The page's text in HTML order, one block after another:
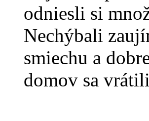
odniesli si
Nechýbali
smiechu a
domov sa